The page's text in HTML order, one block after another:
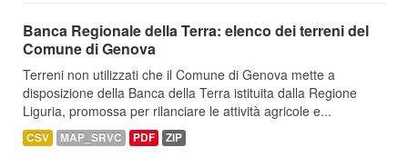
Banca Regionale della Terra: elenco dei terreni del
Comune di Genova
Terreni non utilizzati che il Comune di Genova mette a
disposizione della Banca della Terra istituita dalla Regione
Liguria, promossa per rilanciare le attività agricole e...
CSV MAP_SRVC PDF ZIP